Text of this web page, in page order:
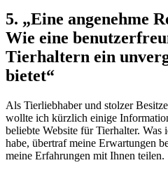
5. „Eine angenehme
Wie eine
Tierhaltern‍ ein
bietet“
Als Tierliebhaber und stolzer
wollte ich kürzlich einige
beliebte Website für⁤ Tierhalter. Was
habe, übertraf meine Erwartungen
meine Erfahrungen mit ⁣Ihnen⁢ teilen.